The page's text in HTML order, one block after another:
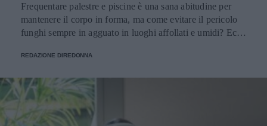
Frequentare palestre e piscine è una sana abitudine per
mantenere il corpo in forma, ma come evitare il pericolo
funghi sempre in agguato in luoghi affollati e umidi? Ecco
REDAZIONE DIREDONNA